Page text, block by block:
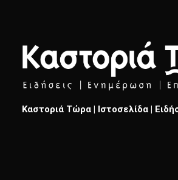
Καστοριά Τώρα | Ιστοσελίδα |